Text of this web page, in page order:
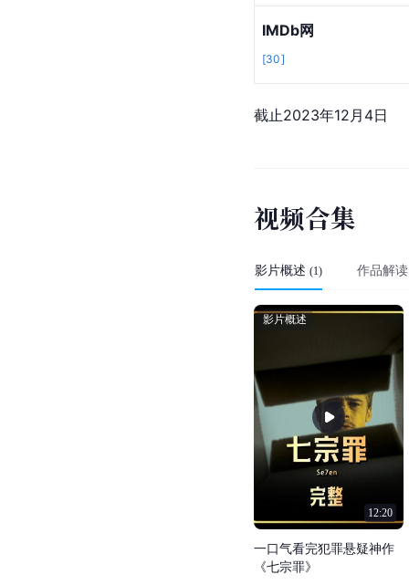
IMDb网
[30]
截止2023年12月4日
视频合集
影片概述 (1) 作品解读
12:20
影片概述
一口 气看完犯罪悬疑神作
《七宗罪》